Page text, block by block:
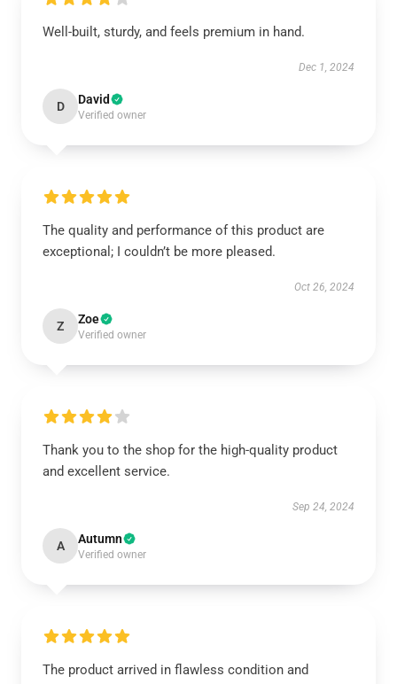
Well-built, sturdy, and feels premium in hand.
Dec 1, 2024
D David
Verified owner
The quality and performance of this product are
exceptional; I couldn’t be more pleased.
Oct 26, 2024
Z Zoe
Verified owner
Thank you to the shop for the high-quality product
and excellent service.
Sep 24, 2024
A Autumn
Verified owner
The product arrived in flawless condition and